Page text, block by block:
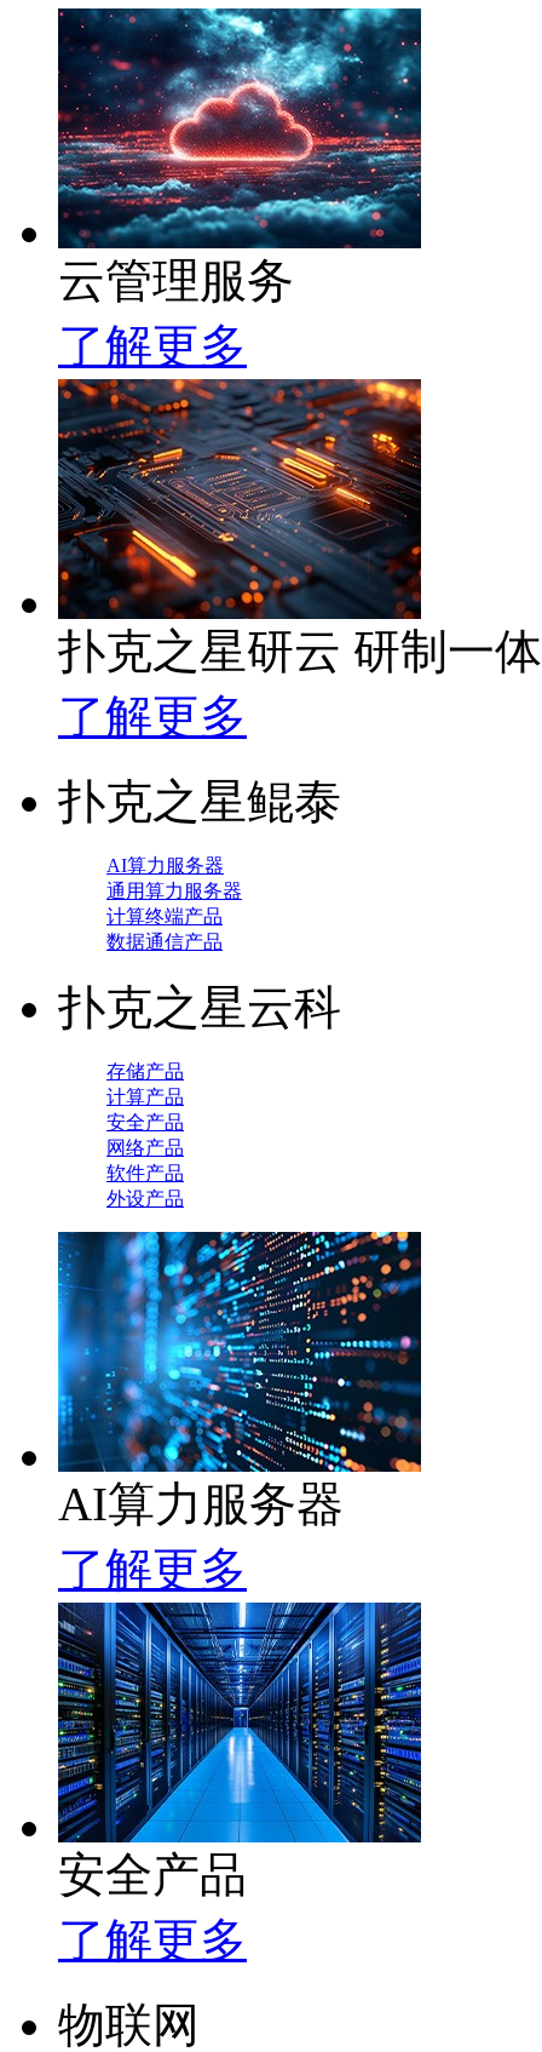
云管理服务
了解更多
扑克之星研云 研制一
了解更多
扑克之星鲲泰
AI算力服务器
通用算力服务器
计算终端产品
数据通信产品
扑克之星云科
存储产品
计算产品
安全产品
网络产品
软件产品
外设产品
AI算力服务器
了解更多
安全产品
了解更多
物联网